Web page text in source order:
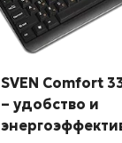
SVEN Comfort
– удобство и